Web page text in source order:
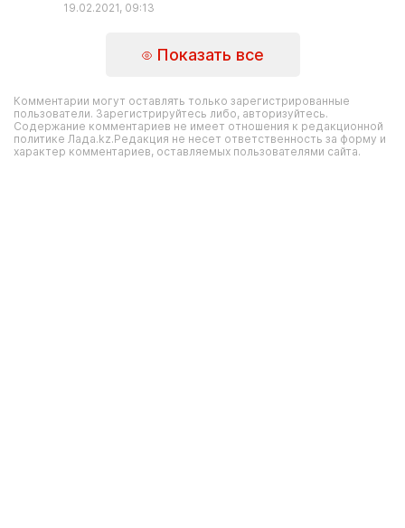
19.02.2021, 09:13
Показать все
Комментарии могут оставлять только зарегистрированные
пользователи. Зарегистрируйтесь либо, авторизуйтесь.
Содержание комментариев не имеет отношения к редакционной
политике Лада.kz.Редакция не несет ответственность за форму и
характер комментариев, оставляемых пользователями сайта.